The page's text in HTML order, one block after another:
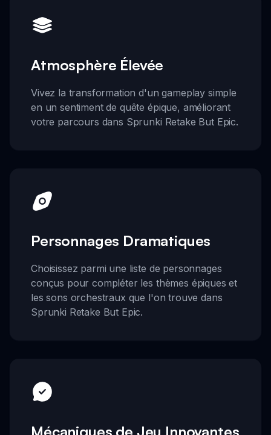
Atmosphère Élevée
Vivez la transformation d'un gameplay simple
en un sentiment de quête épique, améliorant
votre parcours dans Sprunki Retake But Epic.
Personnages Dramatiques
Choisissez parmi une liste de personnages
conçus pour compléter les thèmes épiques et
les sons orchestraux que l'on trouve dans
Sprunki Retake But Epic.
Mécaniques de Jeu Innovantes